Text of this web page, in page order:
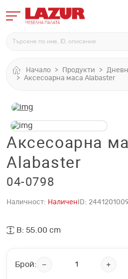
Начало Продукти
Аксесоарна маса Alabaster
Аксесоарна
Alabaster
04-0798
Наличност: Наличен ID:
В: 55.00 cm
Брой: